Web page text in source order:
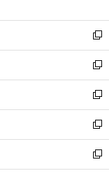
開
く
ウ
で
開
く
ン
ド
ウ
で
開
く
ウ
ィ
ン
ド
ウ
で
開
く
新
し
い
ウ
ィ
ン
ド
ウ
で
開
新
し
い
ウ
ィ
ン
ド
ウ
新
し
い
ウ
ィ
ン
新
し
い
ウ
新
し